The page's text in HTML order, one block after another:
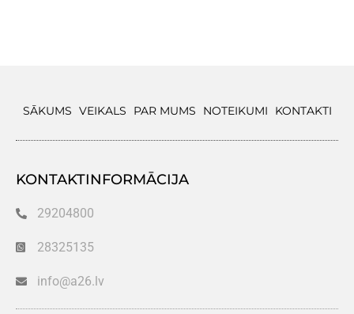
SĀKUMS VEIKALS PAR MUMS NOTEIKUMI KONTAKTI
KONTAKTINFORMĀCIJA
29204800
28325135
info@a26.lv